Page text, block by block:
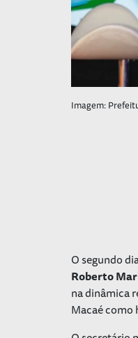
Imagem:
O segundo
Roberto
na dinâmica
Macaé